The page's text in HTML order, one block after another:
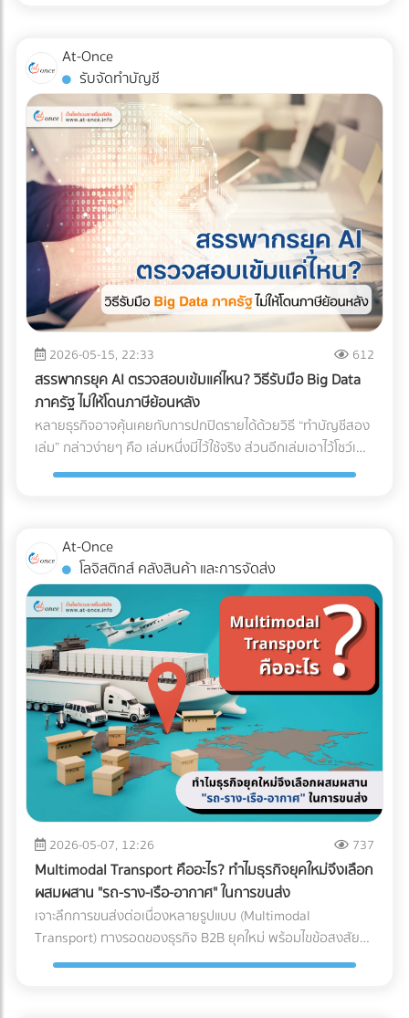
ส่วนอิเล็กทรอนิกส์ขนาดเล็ก, สินค้า E-Commerce, การย้าย
ออฟฟิศขนาดเล็ก, หรือการกระจายสินค้าเข้าสู่ตัวเมืองที่ซอย
แคบ 2. รถบรรทุก 6 ล้อ (ตู้ทึบ / คอก) รถระดับกลางที่เป็น "เดอะ
แบก" ของธุรกิจ SME รองรับน้ำหนักได้ประมาณ 5-7 ตัน ความ
ยาวกระบะมีตั้งแต่ 5-7 เมตร สามารถจัดเรียงสินค้าบนพาเลท
(Pallet) แล้วใช้โฟล์คลิฟต์ยกขึ้นได้อย่างเป็นระบบ ✅ สินค้าที่ตอบ
โจทย์: วัสดุก่อสร้างขนาดกลาง, เครื่องใช้ไฟฟ้าขนาดใหญ่, ยาง
รถยนต์, สินค้าเกษตรแปรรูป, หรือการขนย้ายเครื่องจักรโรงงาน
ขนาดกลาง 3. รถบรรทุก 10 ล้อ พี่ใหญ่แห่งวงการโลจิสติกส์ทาง
บก โครงสร้างแชสซี (Chassis) แข็งแกร่ง บรรทุกน้ำหนักได้สูงสุด
ถึง 15 ตัน (ตามกฎหมายกำหนด) วิ่งทำความเร็วทางไกลข้าม
จังหวัดได้ดีเยี่ยม ✅ สินค้าที่ตอบโจทย์: สินค้าเกษตรกรรมล็อต
ใหญ่ (ข้าวสาร, น้ำตาล), วัสดุก่อสร้างหนัก (เหล็กเส้น,
ปูนซีเมนต์), สินค้าอุตสาหกรรมหนัก, และเครื่องจักรขนาดใหญ่ 4.
รถบรรทุกควบคุมอุณหภูมิ (Cold Chain Truck) รถที่ออกแบบมา
พิเศษพร้อมเครื่องทำความเย็น สามารถปรับอุณหภูมิได้ตั้งแต่
โหมดแช่เย็น (Chilled) ไปจนถึงแช่แข็ง (Frozen) เพื่อรักษาความ
สดใหม่และคุณภาพของสินค้าตลอดเส้นทาง ✅ สินค้าที่ตอบ
โจทย์: อาหารทะเล, เนื้อสัตว์สด, ผักผลไม้ส่งออก, ยารักษาโรค,
วัคซีน, และเครื่องสำอางบางชนิดที่ไวต่อความร้อน 5. รถหัวลาก
พ่วงแบบเรียบ (Flatbed) ทนทานต่อการบรรทุกของที่หนักมาก
และยาวเป็นพิเศษ ✅ สินค้าที่ตอบโจทย์: สินค้านำเข้า-ส่งออกที่
บรรจุในตู้คอนเทนเนอร์ (ไปรับ/ส่งที่ท่าเรือหรือท่าอากาศยาน),
ท่อเหล็กขนาดใหญ่, โครงสร้างเหล็กสะพาน, หรือรถยนต์ 3 เช็
กลิสต์ฉบับย่อ: ถามตัวเองก่อนตัดสินใจจ้างรถขนส่งเหมาคัน
สินค้าคืออะไร มีน้ำหนักและปริมาตร (คิว) เท่าไหร่? (เพื่อเลือกรถที่
รับน้ำหนักได้พอดี ไม่เหลือพื้นที่ว่างให้เสียเงินฟรี) จุดขึ้น-ลง
สินค้า มีข้อจำกัดไหม? (เช่น ซอยแคบ รถ 6 ล้อเข้าไม่ได้ หรือมี
เครื่องโฟล์คลิฟต์สำหรับโหลดของหรือไม่) ต้องการบริการเสริม
อะไรบ้าง? (เช่น ต้องการพนักงานยกของด้วย หรือต้องการ
ประกันภัยสินค้ามูลค่าสูงครอบคลุมเพิ่มเติม) สรุป การเลือก
ประเภทรถขนส่งให้ตรงกับงาน ไม่เพียงแต่ช่วยปกป้องสินค้าให้ถึง
มือลูกค้าอย่างปลอดภัย แต่ยังเป็นกลยุทธ์สำคัญที่ช่วยให้ฝ่ายจัด
ซื้อคุมงบประมาณ Logistics ได้อย่างมีประสิทธิภาพ กำลัง
วางแผนขนส่งสินค้าล็อตใหญ่อยู่ใช่ไหม? ไม่ต้องเสียเวลาโทรเช็
กราคาหลายที่ให้วุ่นวาย! ค้นหาและเปรียบเทียบ บริษัทขนส่ง
สินค้า, ผู้ให้บริการขนส่งเหมาคัน, และบริษัท Logistics ชั้นนำ ที่มี
รถพร้อมให้บริการทุกประเภท ผ่านการคัดกรองความน่าเชื่อถือ
แล้ว ได้ที่นี่
ของคุณทุกเดือน บทความนี้จะพาเจาะลึกรูปแบบ Layout คลัง
สินค้า 3 สไตล์ที่ได้รับความนิยมมากที่สุดในระดับสากล เพื่อให้คุณ
ตัดสินใจได้ว่า... รูปแบบไหนที่จะช่วยรีดประสิทธิภาพการทำงาน
และเหมาะกับธุรกิจของคุณที่สุด! ทำไมการออกแบบ Layout คลัง
สินค้าถึงเป็นเรื่อง "ชี้เป็นชี้ตาย" ? ก่อนจะไปดูรูปแบบ เราต้อง
เข้าใจก่อนว่าเป้าหมายของการจัด Layout ที่ดีคือการสร้าง
Workflow ที่ลื่นไหลที่สุด ตั้งแต่ของมาส่ง (Receiving) ไปจนถึง
ของออกจากคลัง (Shipping) การออกแบบที่ดีจะช่วยคุณแก้
ปัญหาเหล่านี้: ลดคอขวด (Bottleneck): รถโฟล์คลิฟต์และ
พนักงานไม่ต้องรอคิว หรือวิ่งสวนทางกันในทางเดินแคบๆ เพิ่ม
ความรวดเร็วในการเบิกจ่าย (Picking Speed): สินค้าขายดีอยู่
ใกล้ สินค้าเคลื่อนไหวช้าอยู่ไกล ช่วยลดระยะเวลาการเดินหาของ
เพิ่มความปลอดภัย: ลดอุบัติเหตุระหว่างเครื่องจักรและมนุษย์
เจาะลึก 3 รูปแบบ Layout คลังสินค้ายอดฮิต การเลือกรูปแบบผัง
คลังสินค้า จะขึ้นอยู่กับรูปทรงของอาคาร ลักษณะสินค้า และ
กระแสการไหลของงาน (Flow) เป็นหลัก ดังนี้ครับ: 1. รูปแบบตัว
U (U-Shaped Layout) นี่คือรูปแบบที่ได้รับความนิยม "สูงที่สุด"
ในวงการโลจิสติกส์ จุดเด่นคือจุดรับสินค้าเข้า (Receiving) และจุด
จ่ายสินค้าออก (Shipping) จะอยู่ฝั่งเดียวกันของอาคาร โดย
กระแสการทำงานจะไหลเป็นรูปตัว U ตั้งแต่การรับของ เก็บเข้าชั้น
สามารถโยกย้ายไปช่วยงานทั้งฝั่งรับและฝั่งจ่ายได้ง่าย (Cross-
docking ทำได้สะดวก) ข้อควรระวัง: อาจเกิดความแออัดบริเวณ
ประตูเข้า-ออก หากมีการรับและส่งสินค้าพร้อมกันในปริมาณ
มากๆ เหมาะกับใคร?: ธุรกิจ SME, ธุรกิจที่มีพื้นที่อาคารจำกัด,
คลังสินค้าที่เน้นการกระจายสินค้าทั่วไป (FMCG) 2. รูปแบบตัว I
(I-Shaped / Through Layout) รูปแบบนี้คือการเดินทางเป็น
"เส้นตรง" จุดรับสินค้าจะอยู่หัวอาคาร และจุดจ่ายสินค้าจะอยู่ท้าย
อาคารฝั่งตรงข้ามกัน สินค้าจะไหลไปในทิศทางเดียวแบบไม่มีการ
ย้อนกลับ ข้อดี: ลดความสับสนและการวิ่งสวนทางกันได้อย่าง
เด็ดขาด กระบวนการทำงานไหลลื่นมาก (Straight-line flow) ลด
อุบัติเหตุบริเวณคอขวด ข้อควรระวัง: ต้องใช้อาคารที่มีความยาว
มาก และต้องใช้พื้นที่ภายนอก (ลานจอดรถ) ทั้ง 2 ฝั่งของอาคาร
ทำให้สิ้นเปลืองพื้นที่โดยรอบ เหมาะกับใคร?: โรงงานอุตสาหกรรม
ขนาดใหญ่, ธุรกิจที่มีปริมาณการเข้า-ออกของสินค้ามหาศาล
(High-volume), หรือสินค้าที่มีน้ำหนักมาก/ชิ้นใหญ่ที่เคลื่อนย้าย
ยาก 3. รูปแบบตัว L (L-Shaped Layout) ผังคลังสินค้าแบบตัว
L จะคล้ายกับตัว I แต่จุดรับสินค้าและจุดจ่ายสินค้าจะตั้งฉากกันที่
มุม 90 องศา (อยู่คนละด้านของผนังอาคาร) มักเกิดขึ้นจากข้อ
จำกัดของรูปทรงอาคาร หรือพื้นที่ที่ดิน ข้อดี: แยกพื้นที่รับและส่ง
สินค้าออกจากกันอย่างชัดเจน ลดความแออัดบริเวณประตูได้ดี
At-Once
รับจัดทำบัญชี
2026-05-15, 22:33 612
สรรพากรยุค AI ตรวจสอบเข้มแค่ไหน? วิธีรับมือ Big Data
ภาครัฐ ไม่ให้โดนภาษีย้อนหลัง
หลายธุรกิจอาจคุ้นเคยกับการปกปิดรายได้ด้วยวิธี “ทำบัญชีสอง
เล่ม” กล่าวง่ายๆ คือ เล่มหนึ่งมีไว้ใช้จริง ส่วนอีกเล่มเอาไว้โชว์เพื่อ
เลี่ยงการเสียภาษี แต่ปัจจุบันวิธีนี้ทำได้ยากขึ้นมากในยุคที่กรม
อีกต่อไป เพราะระบบไม่ได้ดูแค่สิ่งที่คุณยื่น แต่ดู "สิ่งที่คนอื่นยื่น
เกี่ยวกับคุณด้วย" คำถามสำคัญคือ... ธุรกิจของคุณพร้อมรับมือ
กับการถูกตรวจสอบหรือยัง? ในวันที่ข้อมูลทางการเงินทุกเส้น
ทางเชื่อมโยงถึงกัน 3 วิธีเตรียมพร้อมรับมือ ให้ธุรกิจปลอดภัย
จาก "ภาษีย้อนหลัง" นี่คือ 3 ตัววิธีปรับตัวสำคัญ ที่เจ้าของธุรกิจ
ต้องเริ่มทำตั้งแต่วันนี้ เพื่อสร้างภูมิคุ้มกันให้บริษัทปลอดภัยจาก
ฝันร้ายเรื่องภาษีย้อนหลัง: 1. บังคับใช้ "บัญชีเล่มเดียว" (Single
Account) อย่างเคร่งครัด หมดยุคของการทำ "บัญชีเล่มหนึ่งยื่น
สรรพากร บัญชีเล่มสองเก็บไว้ดูเอง" แล้ว เพราะข้อมูลเงินสดที่
เข้าบัญชีธนาคาร ข้อมูลค่าน้ำค่าไฟ หรือข้อมูลการนำเข้าสินค้า
ถูกเชื่อมโยงถึงกันหมด การจงใจทำรายได้ให้ต่ำกว่าความเป็นจริง
จะทำให้ตัวเลขในงบการเงินขัดแย้งกันเองจนกลายเป็นเป้าหมาย
หลักของ AI ทันที วิธีแก้: ลงบันทึกรายได้และค่าใช้จ่ายทุกรายการ
ตามความเป็นจริง นอกจากจะปลอดภัยจากสรรพากรแล้ว งบ
การเงินที่สะท้อนกำไรที่แท้จริง ยังช่วยให้ธุรกิจกู้ขอสินเชื่อกับ
ธนาคาร หรือดึงดูดนักลงทุนได้ง่ายขึ้นด้วย 2. ปรับตัวเข้าสู่ระบบ
Digital Tax แบบเต็มรูปแบบ ความผิดพลาดเล็กๆ น้อยๆ จาก
การทำงานของคน (Human Error) เช่น พิมพ์ตัวเลขใบกำกับ
ภาษีผิด หรือหัก ณ ที่จ่ายไม่ครบ ถือเป็นหนึ่งในสาเหตุหลักที่ทำให้
โดนเรียกตรวจสอบ วิธีแก้: เปลี่ยนจากการใช้กระดาษ มาใช้ระบบ
At-Once
โลจิสติกส์ คลังสินค้า และการจัดส่ง
2026-05-07, 12:26 737
Multimodal Transport คืออะไร? ทำไมธุรกิจยุคใหม่จึงเลือก
ผสมผสาน "รถ-ราง-เรือ-อากาศ" ในการขนส่ง
เจาะลึกการขนส่งต่อเนื่องหลายรูปแบบ (Multimodal
Transport) ทางรอดของธุรกิจ B2B ยุคใหม่ พร้อมไขข้อสงสัยว่า
ใครคือ "เจ้าภาพ" ตัวจริงที่ช่วยคุมต้นทุนและเวลา ค้นหาพาร์ท